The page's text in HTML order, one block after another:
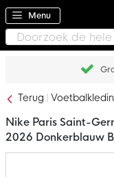
Menu
Terug
Nike Paris Saint-
2026 Donkerblauw